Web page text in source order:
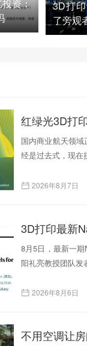
资：
3D打
了旁观
红绿光3D打
国内商业航天领
经是过去式，现
2026年8月7日
3D打印最新
8月5日，最新一
阳礼亮教授团队发
2026年8月6日
不用空调让